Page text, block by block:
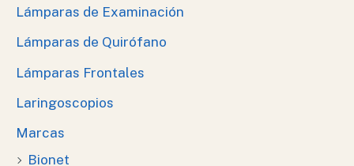
Lámparas de Examinación
Lámparas de Quirófano
Lámparas Frontales
Laringoscopios
Marcas
Bionet